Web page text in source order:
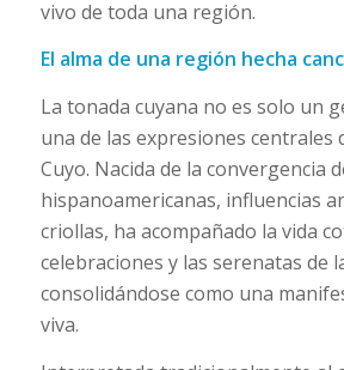
vivo de toda una región.
El alma de una región hecha
La tonada cuyana no es solo un
una de las expresiones centrales
Cuyo. Nacida de la convergencia
hispanoamericanas, influencias
criollas, ha acompañado la vida
celebraciones y las serenatas de
consolidándose como una
viva.